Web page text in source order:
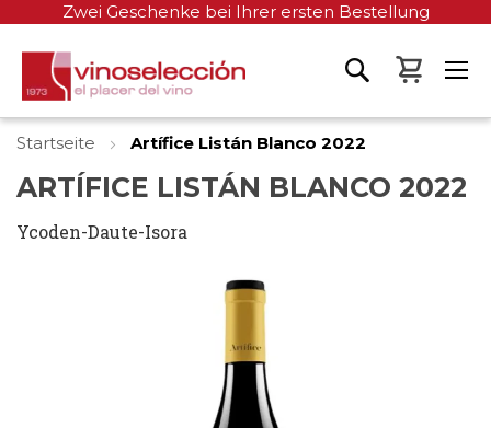
Zwei Geschenke bei Ihrer ersten Bestellung
Mein
Startseite Artífice Listán Blanco 2022
ARTÍFICE LISTÁN BLANCO 2022
Ycoden-Daute-Isora